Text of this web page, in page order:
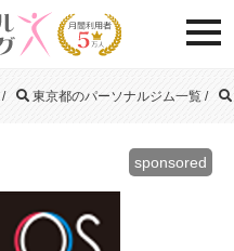
/ 東京都のパーソナルジム一覧 /
sponsored